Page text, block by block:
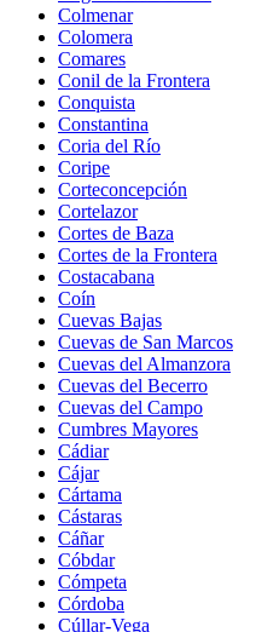
Colmenar
Colomera
Comares
Conil de la Frontera
Conquista
Constantina
Coria del Río
Coripe
Corteconcepción
Cortelazor
Cortes de Baza
Cortes de la Frontera
Costacabana
Coín
Cuevas Bajas
Cuevas de San Marcos
Cuevas del Almanzora
Cuevas del Becerro
Cuevas del Campo
Cumbres Mayores
Cádiar
Cájar
Cártama
Cástaras
Cáñar
Cóbdar
Cómpeta
Córdoba
Cúllar-Vega